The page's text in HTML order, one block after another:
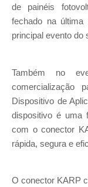
de painéis
fechado na última
principal evento do
Também no
comercialização
Dispositivo de
dispositivo é uma
com o conector
rápida, segura e
O conector KARP